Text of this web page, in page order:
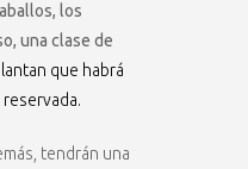
los
una clase de
que habrá
tendrán una